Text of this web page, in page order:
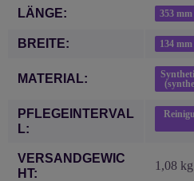
Produkteigenschaft
Wert
LÄNGE: 353 mm
BREITE: 134 mm
MATERIAL:
PFLEGEINTERVAL
L:
VERSANDGEWIC
HT:
1,08 kg